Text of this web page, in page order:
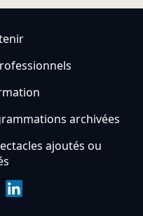
archivées
ajoutés ou